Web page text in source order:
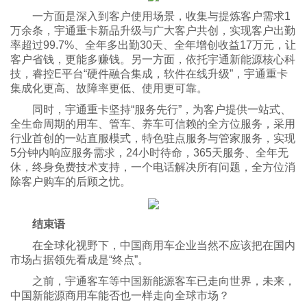
一方面是深入到客户使用场景，收集与提炼客户需求1
万余条，宇通重卡新品升级与广大客户共创，实现客户出勤
率超过99.7%、全年多出勤30天、全年增创收益17万元，让
客户省钱，更能多赚钱。另一方面，依托宇通新能源核心科
技，睿控E平台“硬件融合集成，软件在线升级”，宇通重卡
集成化更高、故障率更低、使用更可靠。
同时，宇通重卡坚持“服务先行”，为客户提供一站式、
全生命周期的用车、管车、养车可信赖的全方位服务，采用
行业首创的一站直服模式，特色驻点服务与管家服务，实现
5分钟内响应服务需求，24小时待命，365天服务、全年无
休，终身免费技术支持，一个电话解决所有问题，全方位消
除客户购车的后顾之忧。
结束语
在全球化视野下，中国商用车企业当然不应该把在国内
市场占据领先看成是“终点”。
之前，宇通客车等中国新能源客车已走向世界，未来，
中国新能源商用车能否也一样走向全球市场？